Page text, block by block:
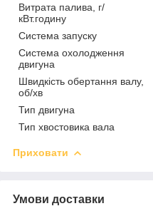
Витрата палива, г/
кВт.годину
Система запуску
Система охолодження
двигуна
Швидкість обертання валу,
об/хв
Тип двигуна
Тип хвостовика вала
Приховати
Умови доставки